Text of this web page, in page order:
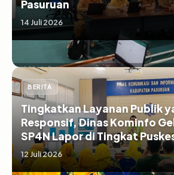
Pasuruan
14 Juli 2026
BERITA
Tingkatkan Layanan Publik
Responsif, Dinas Kominfo
SP4N Lapor di Tingkat
serta SD/SMP di Kabupaten
12 Juli 2026